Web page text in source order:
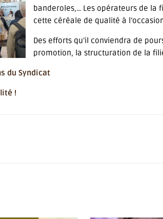
banderoles,… Les opérateurs de la
cette céréale de qualité à
Des efforts qu’il conviendra de
promotion, la structuration de la
du Syndicat
!